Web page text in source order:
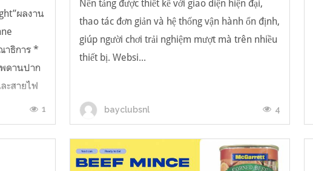
ผลงาน
าธิการ *
ดานปาก
ะสายไฟ
าจะ
...
1
Nền tảng được thiết kế với giao diện hiện đại,
thao tác đơn giản và hệ thống vận hành ổn định,
giúp người chơi trải nghiệm mượt mà trên nhiều
thiết bị. Websi...
bayclubsnl 4